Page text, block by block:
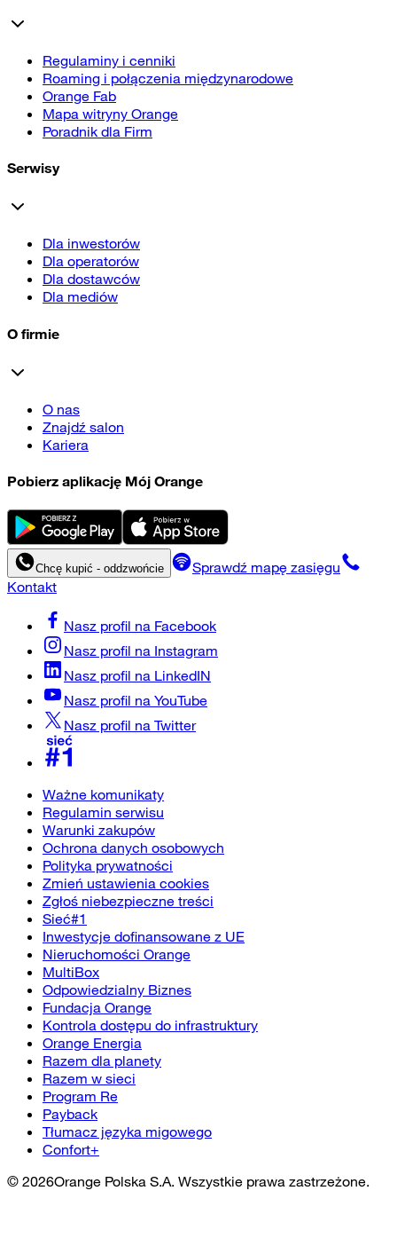
Regulaminy i cenniki
Roaming i połączenia międzynarodowe
Orange Fab
Mapa witryny Orange
Poradnik dla Firm
Serwisy
Dla inwestorów
Dla operatorów
Dla dostawców
Dla mediów
O firmie
O nas
Znajdź salon
Kariera
Pobierz aplikację Mój Orange
Chcę kupić - oddzwońcie
Sprawdź mapę zasięgu
Kontakt
Nasz profil na Facebook
Nasz profil na Instagram
Nasz profil na LinkedIN
Nasz profil na YouTube
Nasz profil na Twitter
Ważne komunikaty
Regulamin serwisu
Warunki zakupów
Ochrona danych osobowych
Polityka prywatności
Zmień ustawienia cookies
Zgłoś niebezpieczne treści
Sieć#1
Inwestycje dofinansowane z UE
Nieruchomości Orange
MultiBox
Odpowiedzialny Biznes
Fundacja Orange
Kontrola dostępu do infrastruktury
Orange Energia
Razem dla planety
Razem w sieci
Program Re
Payback
Tłumacz języka migowego
Confort+
© 2026Orange Polska S.A. Wszystkie prawa zastrzeżone.